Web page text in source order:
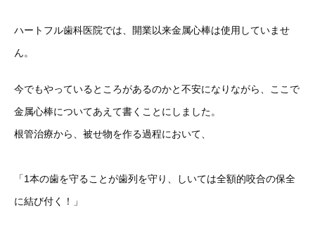
ハートフル歯科医院では、開業以来金属心棒は使用していませ
ん。
今でもやっているところがあるのかと不安になりながら、ここで
金属心棒についてあえて書くことにしました。
根管治療から、被せ物を作る過程において、
「1本の歯を守ることが歯列を守り、しいては全額的咬合の保全
に結び付く！」